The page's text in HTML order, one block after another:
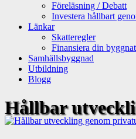
Föreläsning / Debatt
Investera hållbart
Länkar
Skatteregler
Finansiera din
Samhällsbyggnad
Utbildning
Blogg
Hållbar